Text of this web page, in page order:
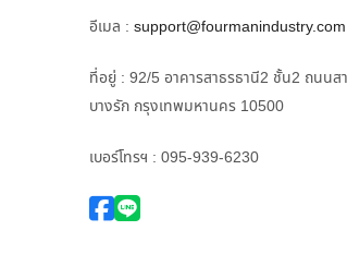
อีเมล : support@fourmanindustry.com
ที่อยู่ : 92/5 อาคารสาธรธานี2 ชั้น2 ถนนส
บางรัก กรุงเทพมหานคร 10500
เบอร์โทรฯ : 095-939-6230